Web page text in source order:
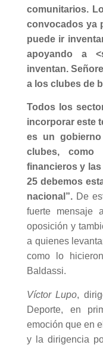
comunitarios.
convocados ya
puede ir
apoyando a
inventan.
a los clubes de
Todos los
incorporar este
es un
clubes,
financieros y las
25 debemos
nacional”. De
fuerte mensaje
oposición y
a quienes
como lo
Baldassi.
Víctor Lupo,
Deporte, en
emoción que en
y la dirigencia